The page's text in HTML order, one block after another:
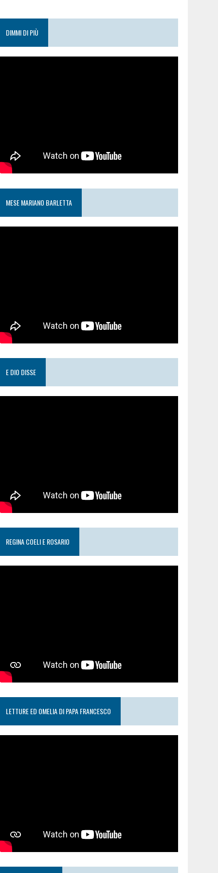
DIMMI DI PIÙ
MESE MARIANO BARLETTA
E DIO DISSE
REGINA COELI E ROSARIO
LETTURE ED OMELIA DI PAPA FRANCESCO